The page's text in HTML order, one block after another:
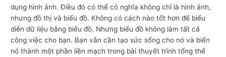
dụng hình ảnh. Điều đó có thể có nghĩa không chỉ là hình ảnh,
nhưng đồ thị và biểu đồ. Không có cách nào tốt hơn để biểu
diễn dữ liệu bằng biểu đồ. Nhưng biểu đồ không làm tất cả
công việc cho bạn. Bạn vẫn cần tạo sức sống cho nó và biến
nó thành một phần liền mạch trong bài thuyết trình tổng thể